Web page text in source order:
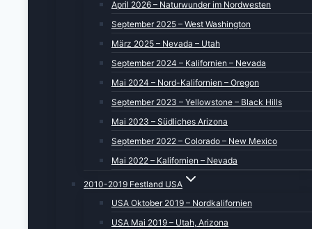
April 2026 – Naturwunder im Nordwesten
September 2025 – West Washington
März 2025 – Nevada – Utah
September 2024 – Kalifornien – Nevada
Mai 2024 – Nord-Kalifornien – Oregon
September 2023 – Yellowstone – Black Hills
Mai 2023 – Südliches Arizona
September 2022 – Colorado – New Mexico
Mai 2022 – Kalifornien – Nevada
2010-2019 Festland USA
USA Oktober 2019 – Nordkalifornien
USA Mai 2019 – Utah, Arizona